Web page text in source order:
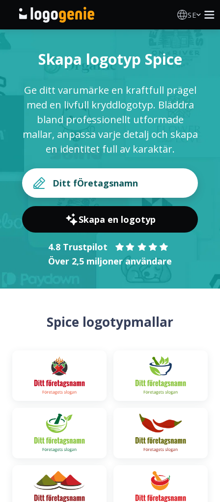
SE
AI logotypgenerator
Logotypidéer
Tryckta produkter
Blogg
LOGGA IN
Skapa logotyp Spice
Ge ditt varumärke en kraftfull prägel
med en livfull kryddlogotyp. Bläddra
bland professionellt utformade
mallar, anpassa varje detalj och skapa
en identitet full av karaktär.
Skapa en logotyp
4.8 Trustpilot
Över 2,5 miljoner användare
Spice logotypmallar